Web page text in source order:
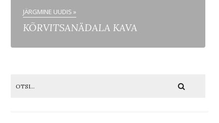
JÄRGMINE UUDIS »
KÕRVITSANÄDALA KAVA